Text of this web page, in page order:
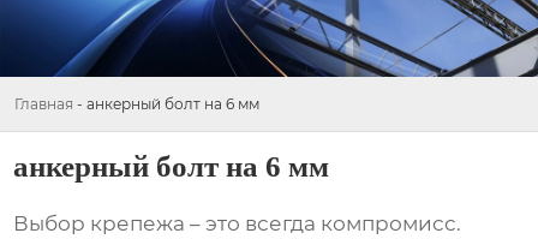
Главная - анкерный болт на 6 мм
анкерный болт на 6 мм
Выбор крепежа – это всегда компромисс.